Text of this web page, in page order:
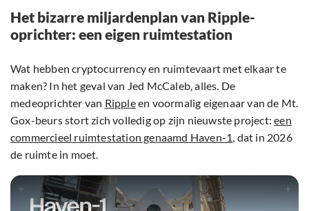
Het bizarre miljardenplan van Ripple-
oprichter: een eigen ruimtestation
Wat hebben cryptocurrency en ruimtevaart met elkaar te
maken? In het geval van Jed McCaleb, alles. De
medeoprichter van Rippleen voormalig eigenaar van de Mt.
Gox-beurs stort zich volledig op zijn nieuwste project:een
commercieel ruimtestation genaamd Haven-1, dat in 2026
de ruimte in moet.